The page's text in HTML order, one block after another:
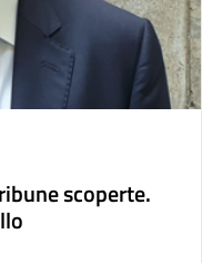
scoperte.